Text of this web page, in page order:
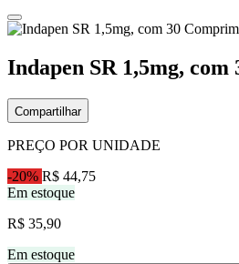
Indapen SR 1,5mg,
Compartilhar
PREÇO POR UNIDADE
-20% R$ 44,75
Em estoque
R$ 35,90
Em estoque